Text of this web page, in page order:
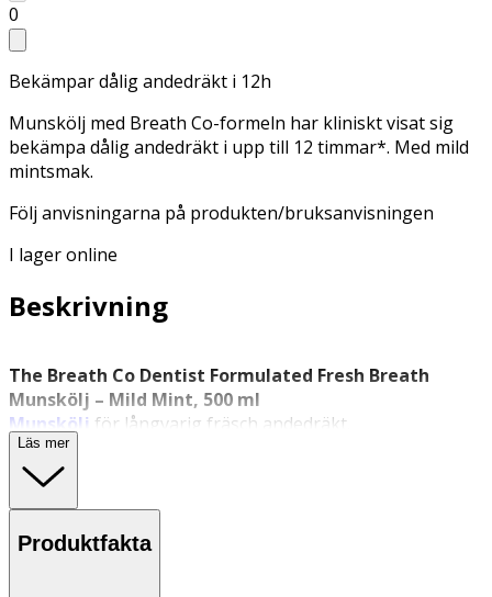
0
Bekämpar dålig andedräkt i 12h
Munskölj med Breath Co-formeln har kliniskt visat sig
bekämpa dålig andedräkt i upp till 12 timmar*. Med mild
mintsmak.
Följ anvisningarna på produkten/bruksanvisningen
I lager online
Beskrivning
The Breath Co Dentist Formulated Fresh Breath
Munskölj – Mild Mint, 500 ml
Munskölj för långvarig fräsch andedräkt.
The Breath Co Dentist Formulated Fresh Breath
Munskölj
är framtagen för att främja en balanserad munhälsa och
bekämpa dålig andedräkt. Produkten innehåller
Läs mer
Produktfakta